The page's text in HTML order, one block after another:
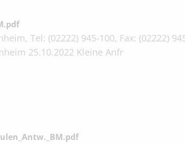
Tel: (02222) 945-100, Fax: (02222)
25.10.2022 Kleine Anfr